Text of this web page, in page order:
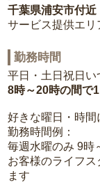
千葉県浦安市付近
サービス提供エリ
勤務時間
平日・土日祝日い
8時～20時の間で
好きな曜日・時間
勤務時間例：
毎週水曜のみ 9時
お客様のライフ
ます